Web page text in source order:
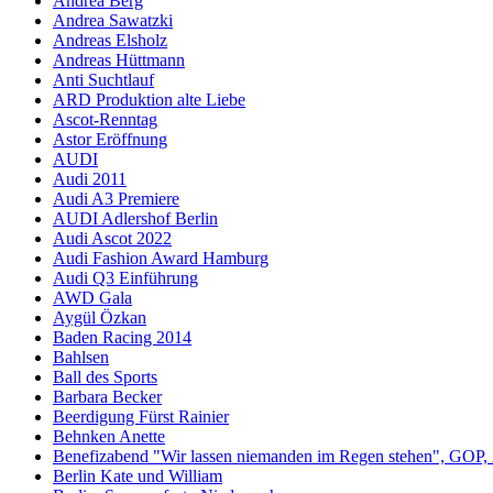
Andrea Sawatzki
Andreas Elsholz
Andreas Hüttmann
Anti Suchtlauf
ARD Produktion alte Liebe
Ascot-Renntag
Astor Eröffnung
AUDI
Audi 2011
Audi A3 Premiere
AUDI Adlershof Berlin
Audi Ascot 2022
Audi Fashion Award Hamburg
Audi Q3 Einführung
AWD Gala
Aygül Özkan
Baden Racing 2014
Bahlsen
Ball des Sports
Barbara Becker
Beerdigung Fürst Rainier
Behnken Anette
Benefizabend "Wir lassen niemanden im Regen stehen", GOP,
Berlin Kate und William